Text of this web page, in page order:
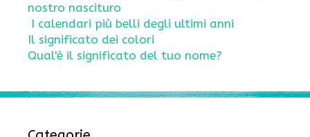
nostro nascituro
I calendari più belli degli ultimi anni
Il significato dei colori
Qual'è il significato del tuo nome?